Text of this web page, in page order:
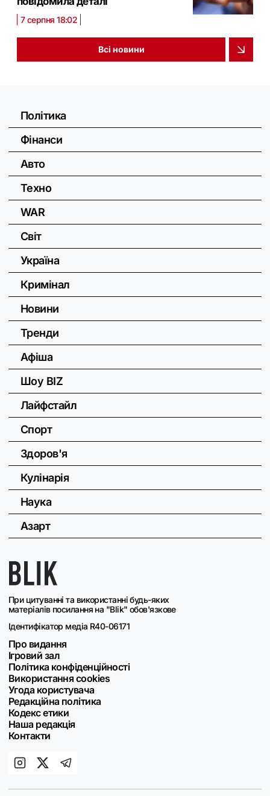
7 серпня 18:02
Всі новини
При цитуванні та використанні будь-яких
матеріалів посилання на "Blik" обов'язкове
Ідентифікатор медіа R40-06171
Про видання
Ігровий зал
Політика конфіденційності
Використання cookies
Угода користувача
Редакційна політика
Кодекс етики
Наша редакція
Контакти
Політика
Фінанси
Авто
Техно
WAR
Світ
Україна
Кримінал
Новини
Тренди
Афіша
Шоу BIZ
Лайфстайл
Спорт
Здоров'я
Кулінарія
Наука
Азарт